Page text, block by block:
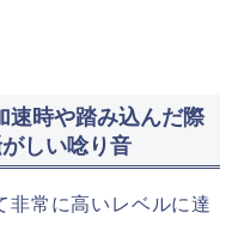
速時や踏み込んだ際
しい唸り音
非常に高いレベルに達